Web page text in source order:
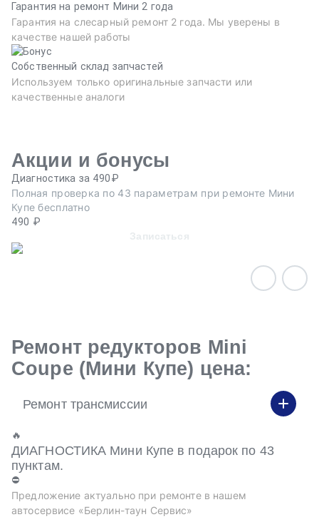
Гарантия на ремонт Мини 2 года
Гарантия на слесарный ремонт 2 года. Мы уверены в
качестве нашей работы
Собственный склад запчастей
Используем только оригинальные запчасти или
качественные аналоги
Акции и бонусы
Диагностика за 490₽
Полная проверка по 43 параметрам при ремонте Мини
Купе бесплатно
490 ₽
Записаться
Ремонт редукторов Mini
Coupe (Мини Купе) цена:
Ремонт трансмиссии
🔥
ДИАГНОСТИКА Мини Купе в подарок по 43
пунктам.
⛔
Предложение актуально при ремонте в нашем
автосервисе «Берлин-таун Сервис»